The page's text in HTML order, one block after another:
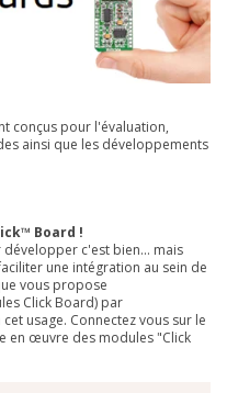
conçus pour l'évaluation,
ainsi que les développements
Board !
c'est bien... mais
une intégration au sein de
vous propose
Click Board) par
usage. Connectez vous sur le
en œuvre des modules "Click